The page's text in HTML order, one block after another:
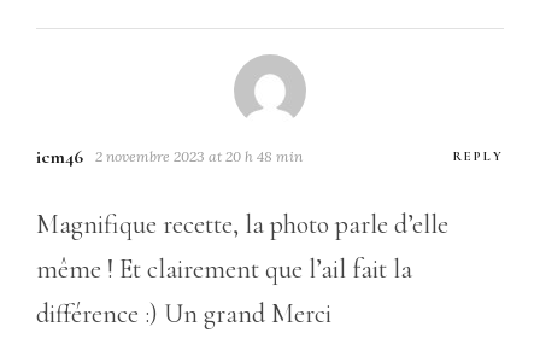
icm46 2 novembre 2023 at 20 h 48 min REPLY
Magnifique recette, la photo parle d’elle
même ! Et clairement que l’ail fait la
différence :) Un grand Merci